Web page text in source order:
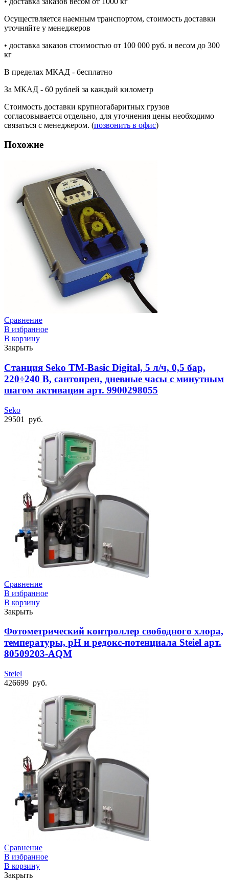
Осуществляется наемным транспортом, стоимость доставки
уточняйте у менеджеров
• доставка заказов стоимостью от 100 000 руб. и весом до 300
кг
В пределах МКАД - бесплатно
За МКАД - 60 рублей за каждый километр
Стоимость доставки крупногабаритных грузов
согласовывается отдельно, для уточнения цены необходимо
связаться с менеджером. (позвонить в офис)
Похожие
Сравнение
В избранное
В корзину
Закрыть
Станция Seko TM-Basic Digital, 5 л/ч, 0,5 бар,
220÷240 В, сантопрен, дневные часы с минутным
шагом активации арт. 9900298055
Seko
29501
руб.
Сравнение
В избранное
В корзину
Закрыть
Фотометрический контроллер свободного хлора,
температуры, рН и редокс-потенциала Steiel арт.
80509203-AQM
Steiel
426699 руб.
Сравнение
В избранное
В корзину
Закрыть